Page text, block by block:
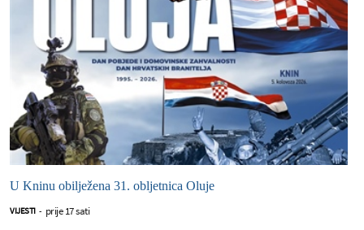
U Kninu obilježena 31. obljetnica Oluje
VIJESTI - prije 17 sati